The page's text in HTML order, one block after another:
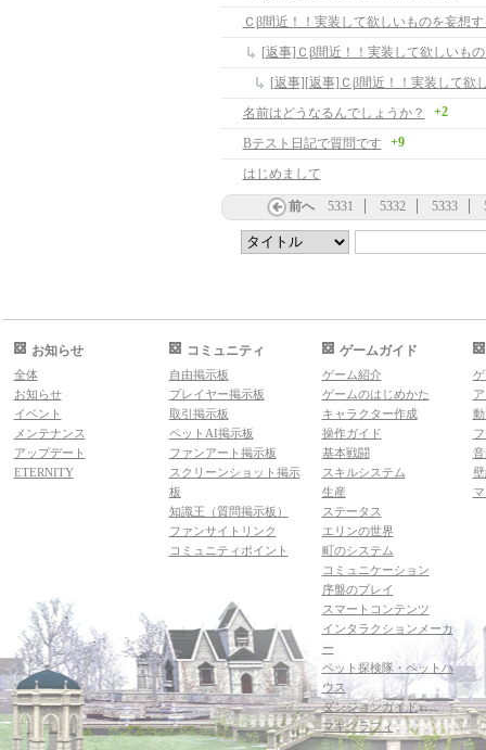
Ｃβ間近！！実装して欲しいものを妄想
[返事]Ｃβ間近！！実装して欲しいも
名前はどうなるんでしょうか？ +2
Bテスト日記で質問です +9
はじめまして
前へ 5331 5332 5333
お知らせ
全体
お知らせ
イベント
メンテナンス
アップデート
ETERNITY
コミュニティ
自由掲示板
プレイヤー掲示板
取引掲示板
ペットAI掲示板
ファンアート掲示板
スクリーンショット掲示
板
知識王（質問掲示板）
ファンサイトリンク
コミュニティポイント
ゲームガイド
ゲーム紹介
ゲームのはじめかた
キャラクター作成
操作ガイド
基本戦闘
スキルシステム
生産
ステータス
エリンの世界
町のシステム
コミュニケーション
序盤のプレイ
スマートコンテンツ
インタラクションメーカ
ー
ペット探検隊・ペットハ
ウス
ダンジョンガイド
マギグラフィ